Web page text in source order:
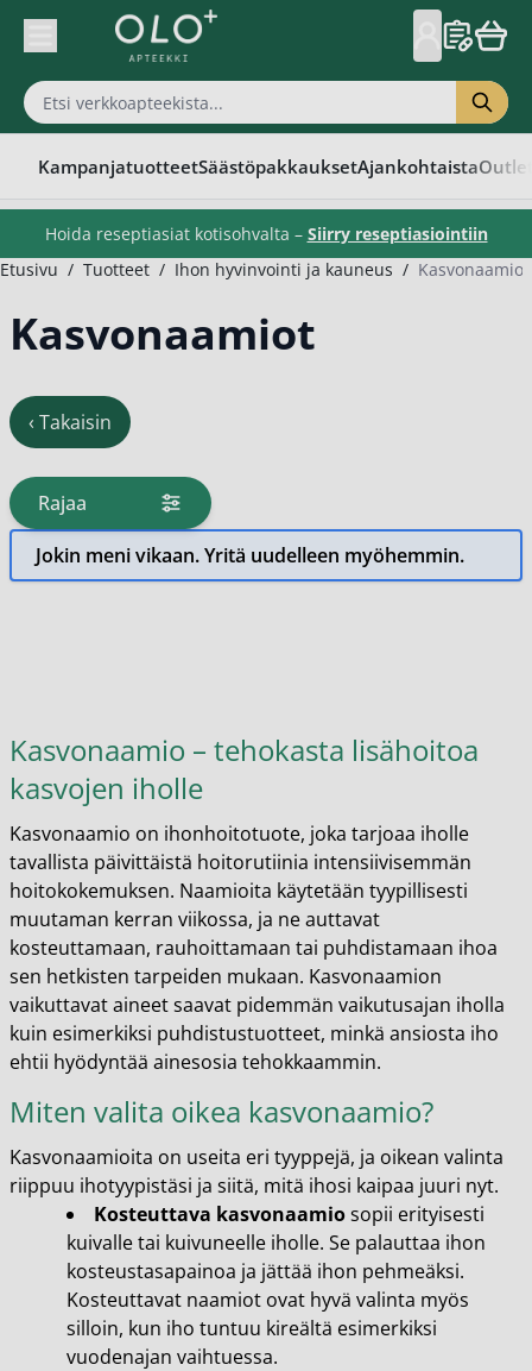
Skip to Content
KampanjatuotteetSäästöpakkauksetAjankohtaista
Hoida reseptiasiat kotisohvalta – Siirry reseptiasiointiin
Etusivu / Tuotteet / Ihon hyvinvointi ja kauneus / Kasvonaamiot
Kasvonaamiot
Rajaa
tuotteita
Jokin meni vikaan. Yritä uudelleen myöhemmin.
Kasvonaamio – tehokasta lisähoitoa
kasvojen iholle
Kasvonaamio on ihonhoitotuote, joka tarjoaa iholle
tavallista päivittäistä hoitorutiinia intensiivisemmän
hoitokokemuksen. Naamioita käytetään tyypillisesti
muutaman kerran viikossa, ja ne auttavat
kosteuttamaan, rauhoittamaan tai puhdistamaan ihoa
sen hetkisten tarpeiden mukaan. Kasvonaamion
vaikuttavat aineet saavat pidemmän vaikutusajan iholla
kuin esimerkiksi puhdistustuotteet, minkä ansiosta iho
ehtii hyödyntää ainesosia tehokkaammin.
Miten valita oikea kasvonaamio?
Kasvonaamioita on useita eri tyyppejä, ja oikean valinta
riippuu ihotyypistäsi ja siitä, mitä ihosi kaipaa juuri nyt.
Kosteuttava kasvonaamiosopii erityisesti
kuivalle tai kuivuneelle iholle. Se palauttaa ihon
kosteustasapainoa ja jättää ihon pehmeäksi.
Kosteuttavat naamiot ovat hyvä valinta myös
silloin, kun iho tuntuu kireältä esimerkiksi
vuodenajan vaihtuessa.
‹ Takaisin